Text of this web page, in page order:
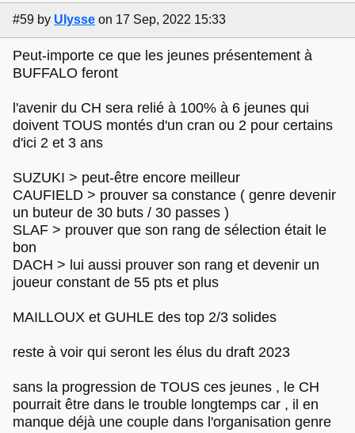
#59 by Ulysse on 17 Sep, 2022 15:33
Peut-importe ce que les jeunes présentement à
BUFFALO feront
l'avenir du CH sera relié à 100% à 6 jeunes qui
doivent TOUS montés d'un cran ou 2 pour certains
d'ici 2 et 3 ans
SUZUKI > peut-être encore meilleur
CAUFIELD > prouver sa constance ( genre devenir
un buteur de 30 buts / 30 passes )
SLAF > prouver que son rang de sélection était le
bon
DACH > lui aussi prouver son rang et devenir un
joueur constant de 55 pts et plus
MAILLOUX et GUHLE des top 2/3 solides
reste à voir qui seront les élus du draft 2023
sans la progression de TOUS ces jeunes , le CH
pourrait être dans le trouble longtemps car , il en
manque déjà une couple dans l'organisation genre